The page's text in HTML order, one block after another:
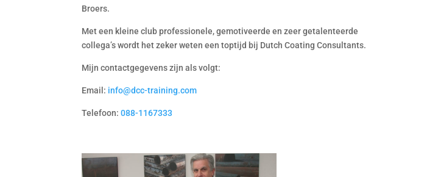
Broers.
Met een kleine club professionele, gemotiveerde en zeer getalenteerde
collega’s wordt het zeker weten een toptijd bij Dutch Coating Consultants.
Mijn contactgegevens zijn als volgt:
Email: info@dcc-training.com
Telefoon:088-1167333